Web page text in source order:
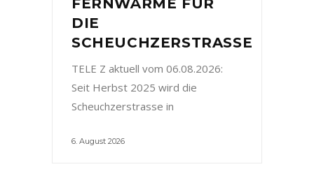
FERNWÄRME FÜR
DIE
SCHEUCHZERSTRASSE
TELE Z aktuell vom 06.08.2026:
Seit Herbst 2025 wird die
Scheuchzerstrasse in
6. August 2026